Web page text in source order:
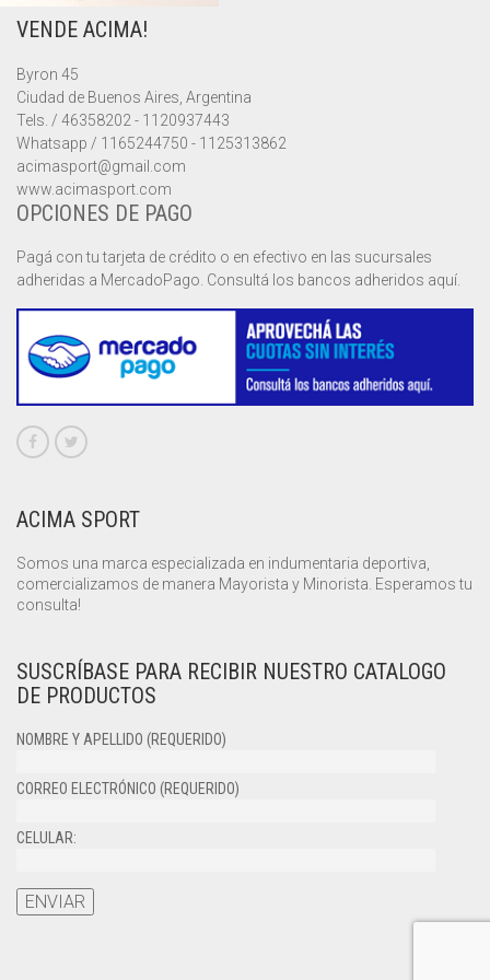
PANTALONES
REMERAS
MANGA CORTA
SIN MANGAS
SHORTS
SHORT DEPORTIVO
SHORT POLLERA
PANTALONES
REMERAS
SHORTS
CHALECOS
MUSCULOSAS
PANTALONES
SHORTS
VENDE ACIMA!
Byron 45
Ciudad de Buenos Aires, Argentina
Tels. / 46358202 - 1120937443
Whatsapp / 1165244750 - 1125313862
acimasport@gmail.com
www.acimasport.com
OPCIONES DE PAGO
Pagá con tu tarjeta de crédito o en efectivo en las sucursales
adheridas a MercadoPago. Consultá los bancos adheridos aquí.
ACIMA SPORT
Somos una marca especializada en indumentaria deportiva,
comercializamos de manera Mayorista y Minorista. Esperamos tu
consulta!
SUSCRÍBASE PARA RECIBIR NUESTRO CATALOGO
DE PRODUCTOS
NOMBRE Y APELLIDO (REQUERIDO)
CORREO ELECTRÓNICO (REQUERIDO)
CELULAR: